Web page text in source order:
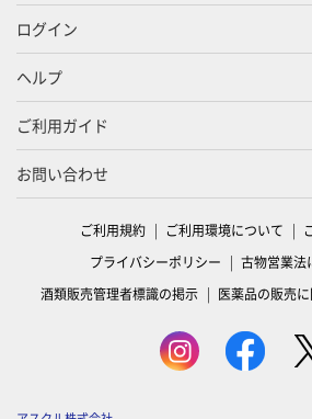
ログイン
ヘルプ
ご利用ガイド
お問い合わせ
ご利用規約 ご利用環境について
プライバシーポリシー
古物営業法
酒類販売管理者標識の掲示
医薬品の販売